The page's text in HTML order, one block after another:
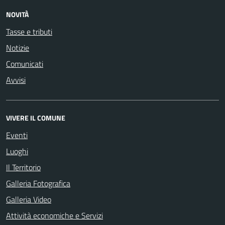
NOVITÀ
Tasse e tributi
Notizie
Comunicati
Avvisi
VIVERE IL COMUNE
Eventi
Luoghi
Il Territorio
Galleria Fotografica
Galleria Video
Attività economiche e Servizi